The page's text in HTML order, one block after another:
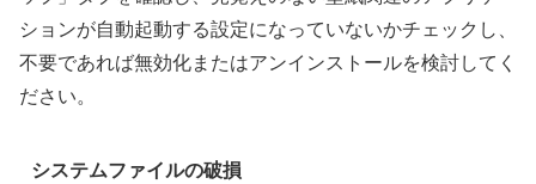
ションが自動起動する設定になっていないかチェックし、
不要であれば無効化またはアンインストールを検討してく
ださい。
システムファイルの破損